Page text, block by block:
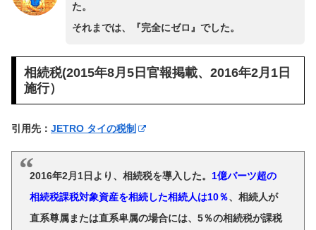
た。
それまでは、『完全にゼロ』でした。
相続税(2015年8月5日官報掲載、2016年2月1日
施行）
引用先： JETRO タイの税制
2016年2月1日より、相続税を導入した。1億バーツ超の
相続税課税対象資産を相続した相続人は10％、相続人が
直系尊属または直系卑属の場合には、5％の相続税が課税